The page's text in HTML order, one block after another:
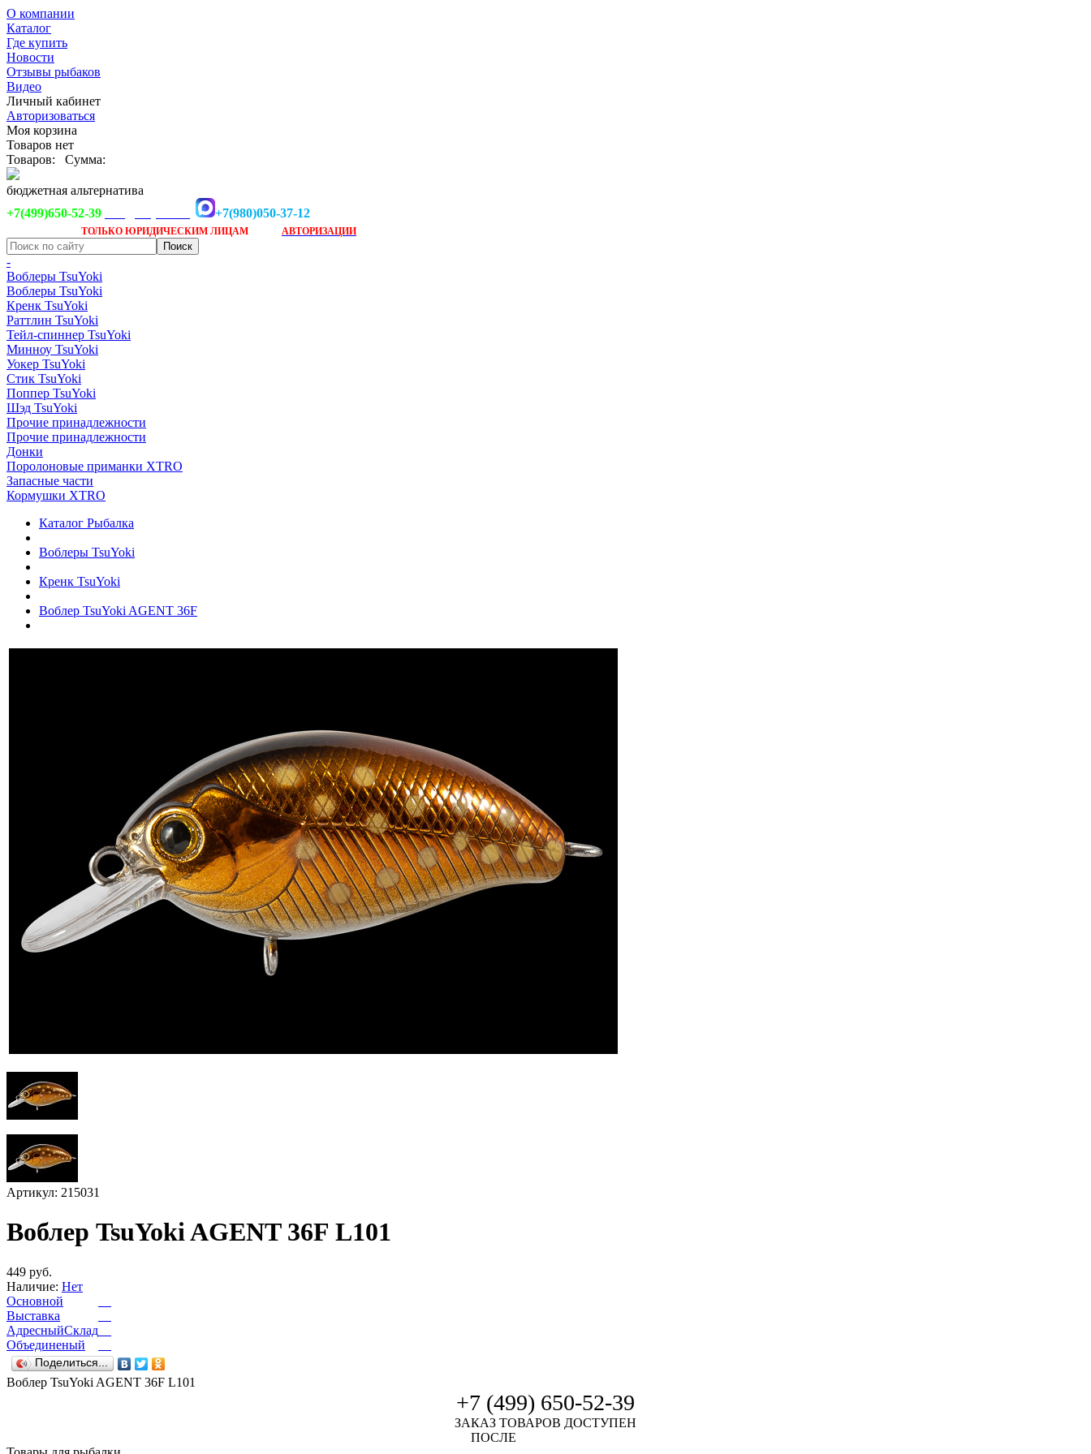
О компании
Каталог
Где купить
Новости
Отзывы рыбаков
Видео
Личный кабинет
Авторизоваться
Моя корзина
Товаров нет
Товаров:
Сумма:
бюджетная альтернатива
+7(499)650-52-39
+7(980)050-37-12
ТОЛЬКО ЮРИДИЧЕСКИМ ЛИЦАМ АВТОРИЗАЦИИ
-
Воблеры TsuYoki
Воблеры TsuYoki
Кренк TsuYoki
Раттлин TsuYoki
Тейл-спиннер TsuYoki
Минноу TsuYoki
Уокер TsuYoki
Стик TsuYoki
Поппер TsuYoki
Шэд TsuYoki
Прочие принадлежности
Прочие принадлежности
Донки
Поролоновые приманки XTRO
Запасные части
Кормушки XTRO
Каталог Рыбалка
Воблеры TsuYoki
Кренк TsuYoki
Воблер TsuYoki AGENT 36F
Артикул: 215031
Воблер TsuYoki AGENT 36F L101
449 руб.
Наличие: Нет
Основной
Выставка
АдресныйСклад
Объединеный
Поделиться...
Воблер TsuYoki AGENT 36F L101
+7 (499) 650-52-39
ЗАКАЗ ТОВАРОВ ДОСТУПЕН
ПОСЛЕ